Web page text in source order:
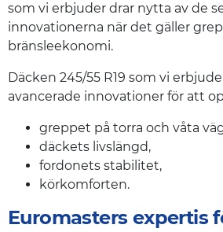
som vi erbjuder drar nytta av de
innovationerna när det gäller
bränsleekonomi.
Däcken 245/55 R19 som vi
avancerade innovationer för att
greppet på torra och våta
däckets livslängd,
fordonets stabilitet,
körkomforten.
Euromasters expertis